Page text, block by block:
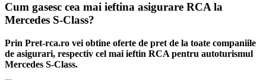
Cum gasesc cea mai ieftina asigurare RCA la
Mercedes S-Class?
Prin Pret-rca.ro vei obtine oferte de pret de la toate companiile
de asigurari, respectiv cel mai ieftin RCA pentru autoturismul
Mercedes S-Class.